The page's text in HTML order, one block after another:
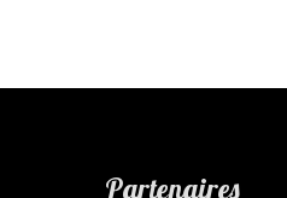
Partenaires